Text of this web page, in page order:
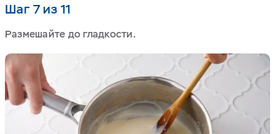
Шаг 7 из 11
Размешайте до гладкости.